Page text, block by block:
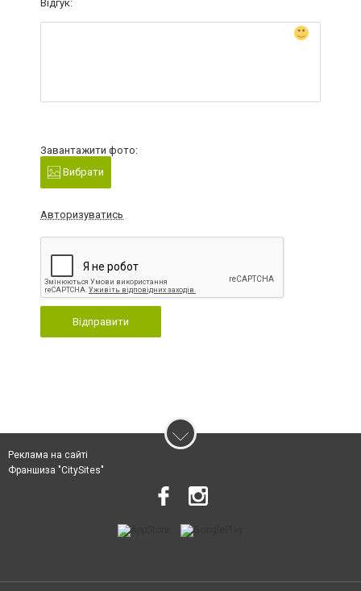
Відгук:
Завантажити фото:
Вибрати
Авторизуватись
Відправити
Реклама на сайті
Франшиза "CitySites"